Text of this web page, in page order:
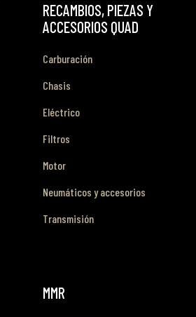
RECAMBIOS, PIEZAS Y
ACCESORIOS QUAD
Carburación
Chasis
Eléctrico
Filtros
Motor
Neumáticos y accesorios
Transmisión
MMR